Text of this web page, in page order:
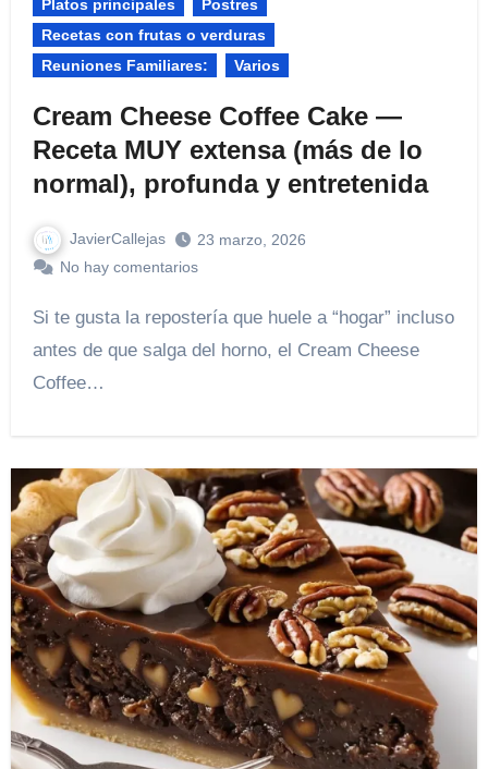
Platos principales
Postres
Recetas con frutas o verduras
Reuniones Familiares:​
Varios
Cream Cheese Coffee Cake —
Receta MUY extensa (más de lo
normal), profunda y entretenida
JavierCallejas
23 marzo, 2026
No hay comentarios
Si te gusta la repostería que huele a “hogar” incluso
antes de que salga del horno, el Cream Cheese
Coffee…